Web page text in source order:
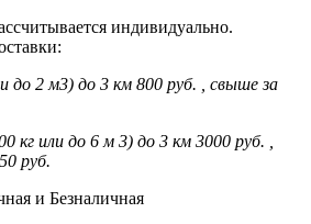
индивидуально.
до 2 м3) до 3 км 800 руб. , свыше за
кг или до 6 м 3) до 3 км 3000 руб. ,
руб.
и Безналичная